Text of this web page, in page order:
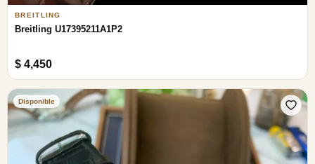
BREITLING
Breitling U17395211A1P2
$ 4,450
Disponible